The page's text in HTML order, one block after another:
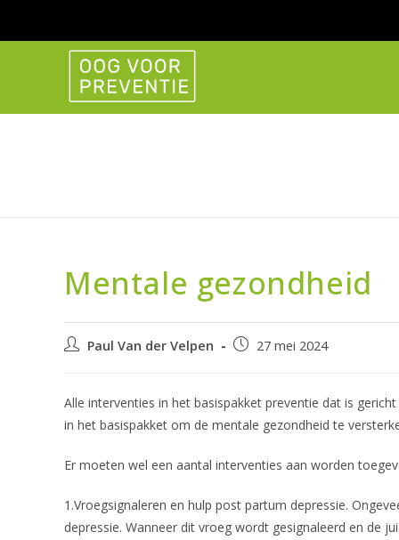
Mentale gezondheid
BerichtPaul Van der Velpen
Bericht27 mei 2024
Alle interventies in het basispakket preventie dat is
in het basispakket om de mentale gezondheid te
Er moeten wel een aantal interventies aan worden
1.Vroegsignaleren en hulp post partum depressie.
depressie. Wanneer dit vroeg wordt gesignaleerd en de